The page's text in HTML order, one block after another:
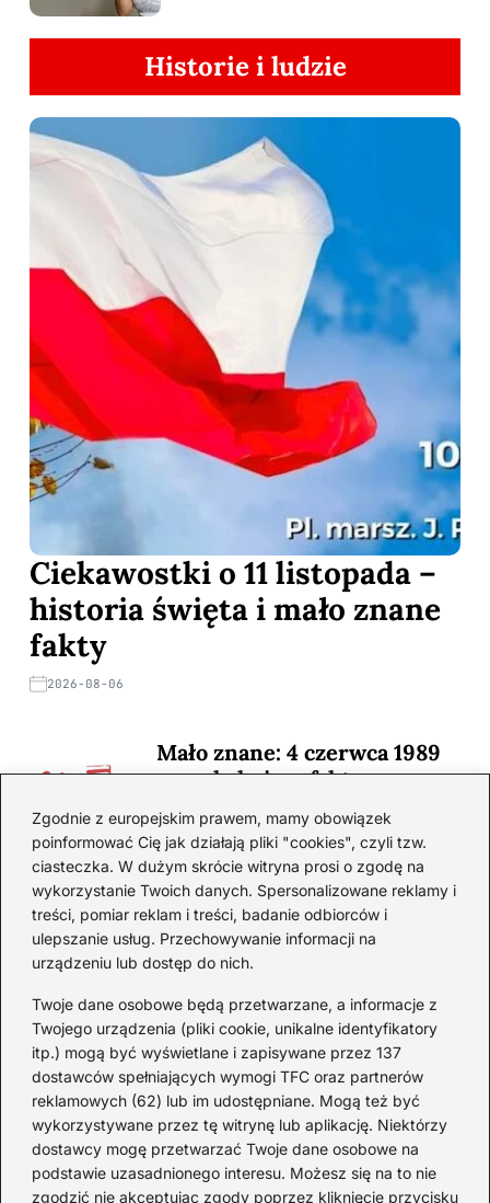
Zgodnie z europejskim prawem, mamy obowiązek
poinformować Cię jak działają pliki "cookies", czyli tzw.
ciasteczka. W dużym skrócie witryna prosi o zgodę na
wykorzystanie Twoich danych. Spersonalizowane reklamy i
treści, pomiar reklam i treści, badanie odbiorców i
ulepszanie usług. Przechowywanie informacji na
urządzeniu lub dostęp do nich.
Twoje dane osobowe będą przetwarzane, a informacje z
Twojego urządzenia (pliki cookie, unikalne identyfikatory
itp.) mogą być wyświetlane i zapisywane przez 137
dostawców spełniających wymogi TFC oraz partnerów
reklamowych (62) lub im udostępniane. Mogą też być
wykorzystywane przez tę witrynę lub aplikację. Niektórzy
dostawcy mogę przetwarzać Twoje dane osobowe na
podstawie uzasadnionego interesu. Możesz się na to nie
zgodzić nie akceptując zgody poprzez kliknięcie przycisku
Historie i ludzie
Ciekawostki o 11 listopada –
historia święta i mało znane
fakty
2026-08-06
Mało znane: 4 czerwca 1989
— zaskakujące fakty
2026-08-03
Ciekawostki o 1. wojnie
światowej — mało znane
fakty i historie
2026-08-02
Zaskakujące ciekawostki o
Krzysztofie Kolumbie
2026-07-20
Mało znane ciekawostki o
Wisławie Szymborskiej
2026-07-16